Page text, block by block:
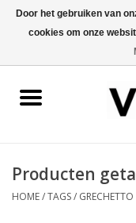
Wijn per kleur/soort
Producten
HOME/TAGS/ GRECHETTO
Door het gebruiken van
cookies om onze